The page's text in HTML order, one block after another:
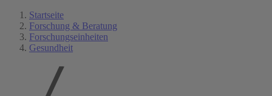
Startseite
Forschung & Beratung
Forschungseinheiten
Gesundheit